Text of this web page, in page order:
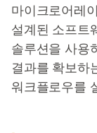
마이크로어레
설계된 소프트
솔루션을 사용
결과를 확보하
워크플로우를